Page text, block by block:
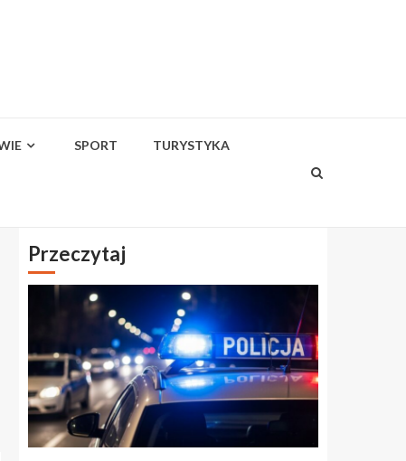
SPORT TURYSTYKA
Przeczytaj